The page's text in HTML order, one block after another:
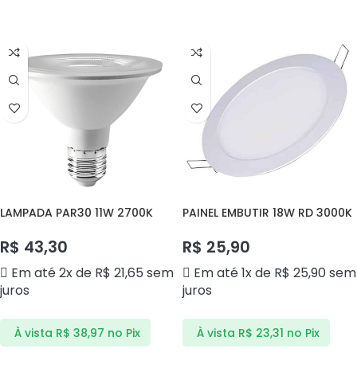
LAMPADA PAR30 11W 2700K
R$ 43,30
Em até 2x de R$ 21,65 sem
juros
À vista R$ 38,97 no Pix
PAINEL EMBUTIR 18W RD 3000K
R$ 25,90
Em até 1x de R$ 25,90sem
juros
À vista R$ 23,31 no Pix